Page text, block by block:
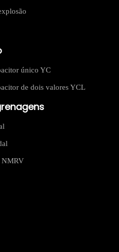
único YC
de dois valores YCL
NMRV